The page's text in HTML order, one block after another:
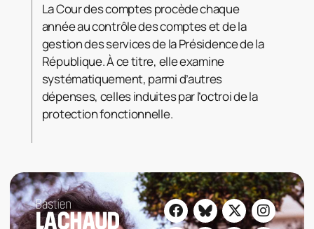
La Cour des comptes procède chaque
année au contrôle des comptes et de la
gestion des services de la Présidence de la
République. À ce titre, elle examine
systématiquement, parmi d’autres
dépenses, celles induites par l’octroi de la
protection fonctionnelle.